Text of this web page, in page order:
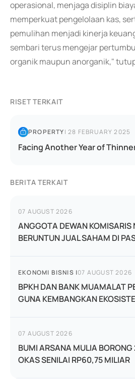
operasional, menjaga disiplin
memperkuat pengelolaan kas,
pemulihan menjadi kinerja
sembari terus mengejar
organik maupun anorganik,"
RISET TERKAIT
PROPERTY|28 FEBRUARY 2025
Facing Another Year of
BERITA TERKAIT
07 AUGUST 2026
ANGGOTA DEWAN KOMISARIS
BERUNTUN JUAL SAHAM DI
EKONOMI BISNIS |07 AUGUST 2026
BPKH DAN BANK MUAMALAT
GUNA KEMBANGKAN
07 AUGUST 2026
BUMI ARSANA MULIA
OKAS SENILAI RP60,75 MILIAR